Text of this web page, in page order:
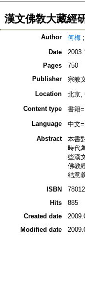
漢文佛敎大藏經
Author 何梅;
Date
Pages
750
Publisher
宗教
Location
北京,
Content type
書籍
Language
中文
Abstract
本書
時代
些漢
佛教
結意
ISBN
Hits
885
Created date
Modified date